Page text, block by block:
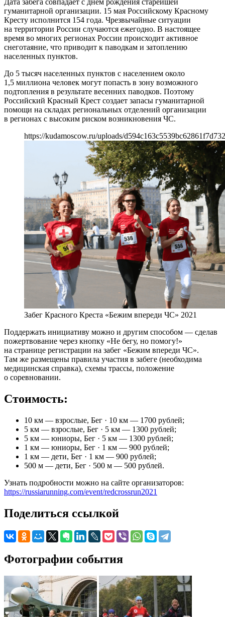
Дата забега совпадает с днем рождения старейшей
гуманитарной организации. 15 мая Российскому Красному
Кресту исполнится 154 года. Чрезвычайные ситуации
на территории России случаются ежегодно. В настоящее
время во многих регионах России происходит активное
снеготаяние, что приводит к паводкам и затоплению
населенных пунктов.
До 5 тысяч населенных пунктов с населением около
1,5 миллиона человек могут попасть в зону возможного
подтопления в результате весенних паводков. Поэтому
Российский Красный Крест создает запасы гуманитарной
помощи на складах региональных отделений организации
в регионах с высоким риском возникновения ЧС.
https://kudamoscow.ru/uploads/
Забег Красного Креста «Бежим впереди ЧС» 2021
Поддержать инициативу можно и другим способом — сделав
пожертвование через кнопку «Не бегу, но помогу!»
на странице регистрации на забег «Бежим впереди ЧС».
Там же размещены правила участия в забеге (необходима
медицинская справка), схемы трассы, положение
о соревновании.
Стоимость:
10 км — взрослые, Бег · 10 км — 1700 рублей;
5 км — взрослые, Бег · 5 км — 1300 рублей;
5 км — юниоры, Бег · 5 км — 1300 рублей;
1 км — юниоры, Бег · 1 км — 900 рублей;
1 км — дети, Бег · 1 км — 900 рублей;
500 м — дети, Бег · 500 м — 500 рублей.
Узнать подробности можно на сайте организаторов:
https://russiarunning.com/event/redcrossrun2021
Поделиться ссылкой
Фотографии события